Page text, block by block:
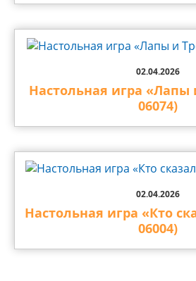
02.04.2026
Настольная игра «Лапы
06074)
02.04.2026
Настольная игра «Кто
06004)